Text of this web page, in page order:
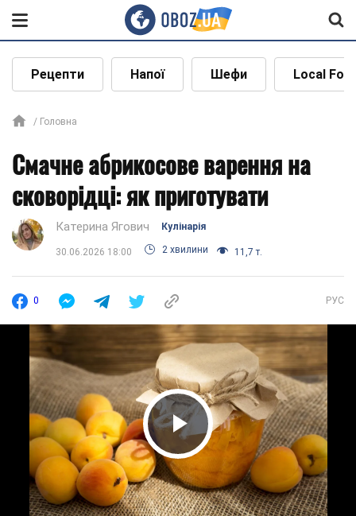
Рецепти Напої Шефи Local
Головна
Смачне абрикосове варення на
сковорідці: як приготувати
Катерина Ягович Кулінарія
30.06.2026 18:00 2 хвилини 11,7 т.
0 РУС
Play Video